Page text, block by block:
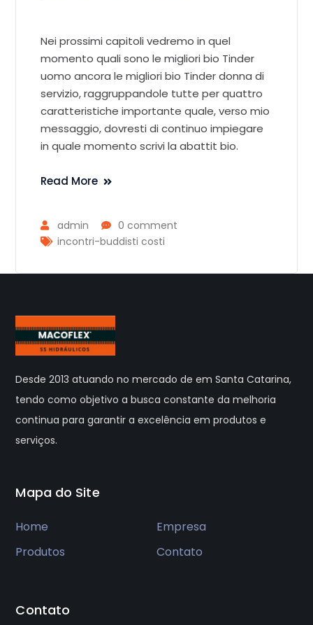
Nei prossimi capitoli vedremo in quel
momento quali sono le migliori bio Tinder
uomo ancora le migliori bio Tinder donna di
servizio, raggruppandole tutte per quattro
caratteristiche importante quale, verso mio
messaggio, dovresti di continuo impiegare
in quale momento scrivi la abattit bio.
Read More
admin
0 comment
incontri-buddisti costi
Desde 2013 atuando no mercado de em Santa Catarina,
tendo como objetivo a busca constante da melhoria
continua para garantir a excelência em produtos e
serviços.
Mapa do Site
Home
Empresa
Produtos
Contato
Contato